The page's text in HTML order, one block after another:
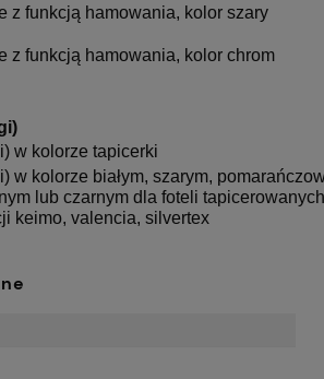
z funkcją hamowania, kolor szary
z funkcją hamowania, kolor chrom
w kolorze tapicerki
w kolorze białym, szarym,
lub czarnym dla foteli
keimo, valencia, silvertex